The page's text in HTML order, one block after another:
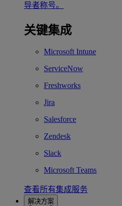
导者称号。
关键集成
Microsoft Intune
ServiceNow
Freshworks
Jira
Salesforce
Zendesk
Slack
Microsoft Teams
查看所有集成服务
解决方案